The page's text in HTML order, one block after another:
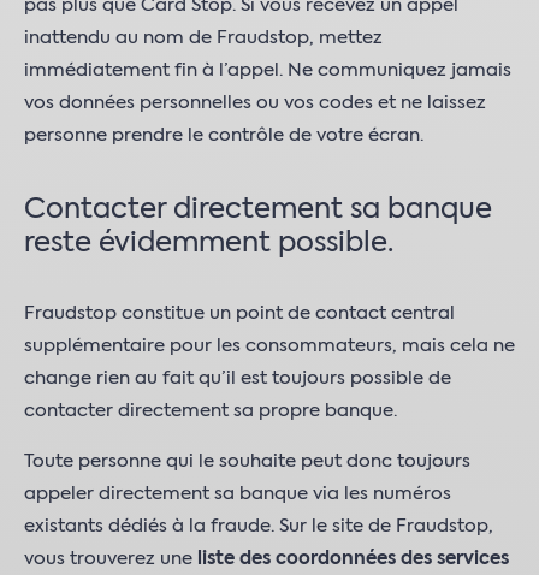
pas plus que Card Stop. Si vous recevez un appel
inattendu au nom de Fraudstop, mettez
immédiatement fin à l’appel. Ne communiquez jamais
vos données personnelles ou vos codes et ne laissez
personne prendre le contrôle de votre écran.
Contacter directement sa banque
reste évidemment possible.
Fraudstop constitue un point de contact central
supplémentaire pour les consommateurs, mais cela ne
change rien au fait qu’il est toujours possible de
contacter directement sa propre banque.
Toute personne qui le souhaite peut donc toujours
appeler directement sa banque via les numéros
existants dédiés à la fraude. Sur le site de Fraudstop,
vous trouverez une liste des coordonnées des services